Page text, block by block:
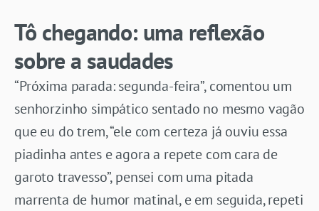
Tô chegando: uma reflexão
sobre a saudades
“Próxima parada: segunda-feira”, comentou um
senhorzinho simpático sentado no mesmo vagão
que eu do trem, “ele com certeza já ouviu essa
piadinha antes e agora a repete com cara de
garoto travesso”, pensei com uma pitada
marrenta de humor matinal, e em seguida, repeti